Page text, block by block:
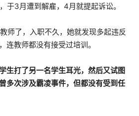
于3月遭到解雇，4月就提起诉讼。
师了，入职不久，她就发现多起违反
连教师都没有接受过培训。
生打了另一名学生耳光，然后又试图
多次涉及霸凌事件，但都没有受到任